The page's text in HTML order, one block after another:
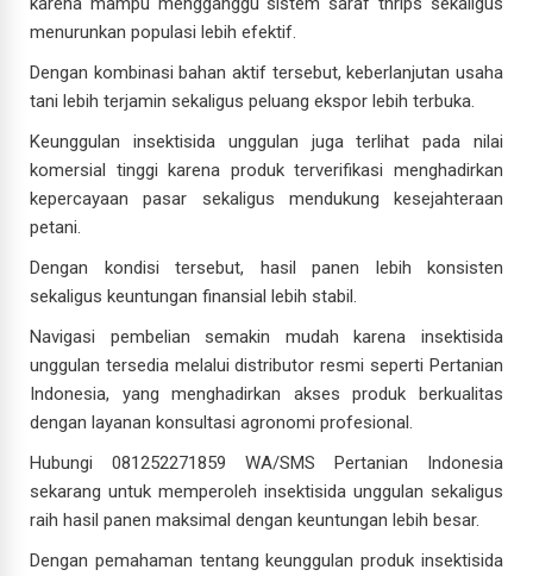
menurunkan populasi lebih efektif.
Dengan kombinasi bahan aktif tersebut, keberlanjutan usaha
tani lebih terjamin sekaligus peluang ekspor lebih terbuka.
Keunggulan insektisida unggulan juga terlihat pada nilai
komersial tinggi karena produk terverifikasi menghadirkan
kepercayaan pasar sekaligus mendukung kesejahteraan
petani.
Dengan kondisi tersebut, hasil panen lebih konsisten
sekaligus keuntungan finansial lebih stabil.
Navigasi pembelian semakin mudah karena insektisida
unggulan tersedia melalui distributor resmi seperti Pertanian
Indonesia, yang menghadirkan akses produk berkualitas
dengan layanan konsultasi agronomi profesional.
Hubungi 081252271859 WA/SMS Pertanian Indonesia
sekarang untuk memperoleh insektisida unggulan sekaligus
raih hasil panen maksimal dengan keuntungan lebih besar.
Dengan pemahaman tentang keunggulan produk insektisida